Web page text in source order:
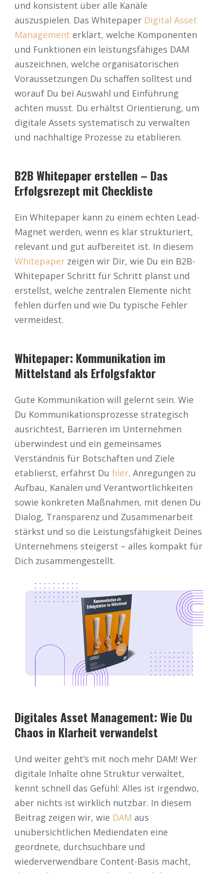
und konsistent über alle Kanäle
auszuspielen. Das Whitepaper Digital Asset
Management erklärt, welche Komponenten
und Funktionen ein leistungsfähiges DAM
auszeichnen, welche organisatorischen
Voraussetzungen Du schaffen solltest und
worauf Du bei Auswahl und Einführung
achten musst. Du erhältst Orientierung, um
digitale Assets systematisch zu verwalten
und nachhaltige Prozesse zu etablieren.
B2B Whitepaper erstellen – Das
Erfolgsrezept mit Checkliste
Ein Whitepaper kann zu einem echten Lead-
Magnet werden, wenn es klar strukturiert,
relevant und gut aufbereitet ist. In diesem
Whitepaper zeigen wir Dir, wie Du ein B2B-
Whitepaper Schritt für Schritt planst und
erstellst, welche zentralen Elemente nicht
fehlen dürfen und wie Du typische Fehler
vermeidest.
Whitepaper: Kommunikation im
Mittelstand als Erfolgsfaktor
Gute Kommunikation will gelernt sein. Wie
Du Kommunikationsprozesse strategisch
ausrichtest, Barrieren im Unternehmen
überwindest und ein gemeinsames
Verständnis für Botschaften und Ziele
etablierst, erfährst Du hier. Anregungen zu
Aufbau, Kanälen und Verantwortlichkeiten
sowie konkreten Maßnahmen, mit denen Du
Dialog, Transparenz und Zusammenarbeit
stärkst und so die Leistungsfähigkeit Deines
Unternehmens steigerst – alles kompakt für
Dich zusammengestellt.
Digitales Asset Management: Wie Du
Chaos in Klarheit verwandelst
Und weiter geht’s mit noch mehr DAM! Wer
digitale Inhalte ohne Struktur verwaltet,
kennt schnell das Gefühl: Alles ist irgendwo,
aber nichts ist wirklich nutzbar. In diesem
Beitrag zeigen wir, wie DAM aus
unübersichtlichen Mediendaten eine
geordnete, durchsuchbare und
wiederverwendbare Content-Basis macht,